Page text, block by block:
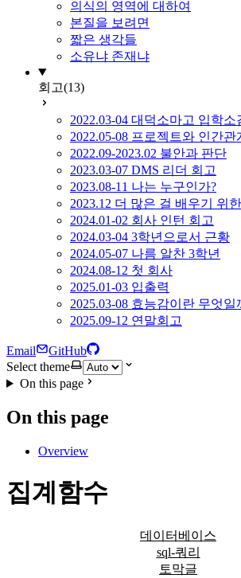
의식의 영역에 대하여
본질을 보려면
짧은 생각들
소유냐 존재냐
회고(13)
2022.03-04 대덕소마고 입학소
2022.05-08 프로젝트와 인간관
2022.09-2023.02 불안과 판단
2023.03-07 DMS 리더 회고
2023.08-11 나는 누구인가?
2023.12 더 많은 걸 배우기 위
2024.01-02 회사 인턴 회고
2024.03-04 3학년으로서 근황
2024.05-07 나름 알찬 3학년
2024.08-12 첫 회사
2025.01-03 입출력
2025.03-08 효능감이란 무엇일
2025.09-12 연말회고
Email
GitHub
Select theme
On this page
On this page
Overview
집계함수
데이터베이스
sql-쿼리
토막글